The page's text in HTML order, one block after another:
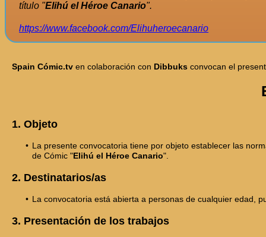
título "Elihú el Héroe Canario".
https://www.facebook.com/Elihuheroecanario
Spain Cómic.tven colaboración con Dibbuks convocan el
1. Objeto
La presente convocatoria tiene por objeto establecer las
de Cómic "Elihú el Héroe Canario".
2. Destinatarios/as
La convocatoria está abierta a personas de cualquier edad,
3. Presentación de los trabajos